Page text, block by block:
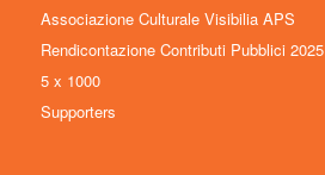
Associazione Culturale Visibilia APS
Rendicontazione Contributi Pubblici 2025
5 x 1000
Supporters